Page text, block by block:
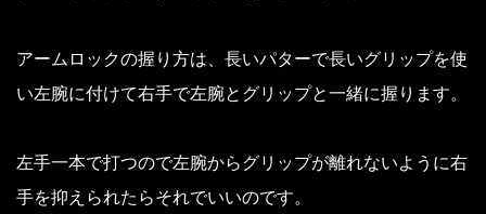
アームロックの握り方は、長いパターで長いグリップを使
い左腕に付けて右手で左腕とグリップと一緒に握ります。
左手一本で打つので左腕からグリップが離れないように右
手を抑えられたらそれでいいのです。